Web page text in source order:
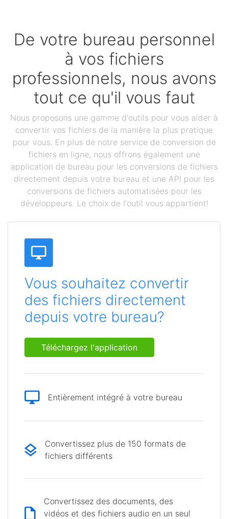
De votre bureau personnel
à vos fichiers
professionnels, nous avons
tout ce qu'il vous faut
Nous proposons une gamme d'outils pour vous aider à
convertir vos fichiers de la manière la plus pratique
pour vous. En plus de notre service de conversion de
fichiers en ligne, nous offrons également une
application de bureau pour les conversions de fichiers
directement depuis votre bureau et une API pour les
conversions de fichiers automatisées pour les
développeurs. Le choix de l'outil vous appartient!
Vous souhaitez convertir
des fichiers directement
depuis votre bureau?
Téléchargez l'application
Entièrement intégré à votre bureau
Convertissez plus de 150 formats de
fichiers différents
Convertissez des documents, des
vidéos et des fichiers audio en un seul